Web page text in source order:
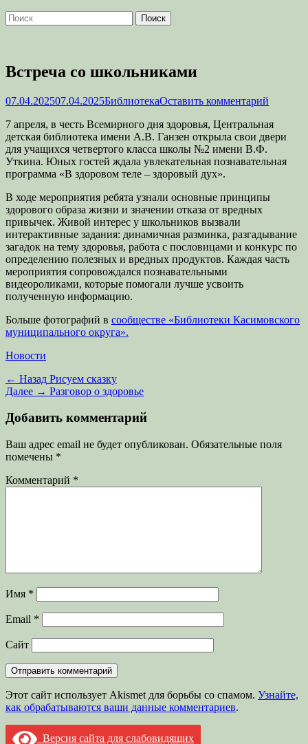
Поиск
Найти:
Встреча со школьниками
Опубликовано
07.04.202507.04.2025Автор
БиблиотекаОставить комментарий
7 апреля, в честь Всемирного дня здоровья, Центральная
детская библиотека имени А.В. Ганзен открыла свои двери
для учащихся четвертого класса школы №2 имени В.Ф.
Уткина. Юных гостей ждала увлекательная познавательная
программа «В здоровом теле – здоровый дух».
В ходе мероприятия ребята узнали основные принципы
здорового образа жизни и значении отказа от вредных
привычек. Живой интерес у школьников вызвали
интерактивные задания: динамичная разминка, разгадывание
загадок на тему здоровья, работа с пословицами и конкурс по
определению полезных и вредных продуктов. Каждая часть
мероприятия сопровождался познавательными
видеороликами, которые помогали лучше усвоить
полученную информацию.
Больше фотографий в сообществе «Библиотеки Касимовского
муниципального округа».
Категории
Новости
Навигация
по
записям
← Назад Предыдущая
запись:
Рисуем сказку
Далее → Следующая
Разговор о здоровье
Добавить комментарий
Ваш адрес email не будет опубликован. Обязательные поля
помечены *
Комментарий *
Имя *
Email *
Сайт
Этот сайт использует Akismet для борьбы со спамом. Узнайте,
как обрабатываются ваши данные комментариев.
Версия сайта для слабовидящих